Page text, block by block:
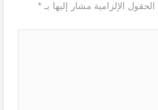
الحقول الإلزامية مشار إليها بـ*